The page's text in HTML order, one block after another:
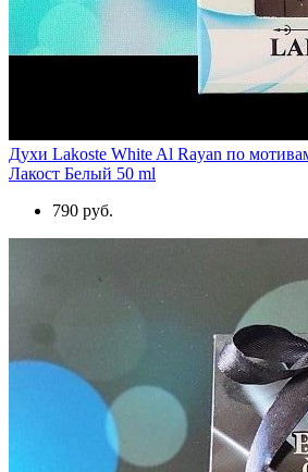
Духи Lakoste White Al Rayan по
Лакост Белый 50 ml
790 руб.